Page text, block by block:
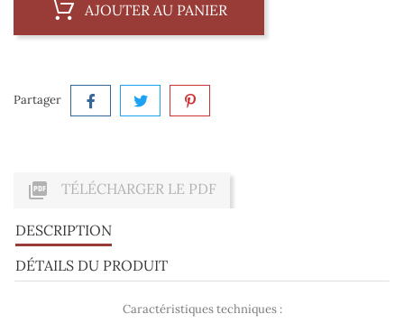
AJOUTER AU PANIER
Partager
 TÉLÉCHARGER LE PDF
DESCRIPTION
DÉTAILS DU PRODUIT
Caractéristiques techniques :